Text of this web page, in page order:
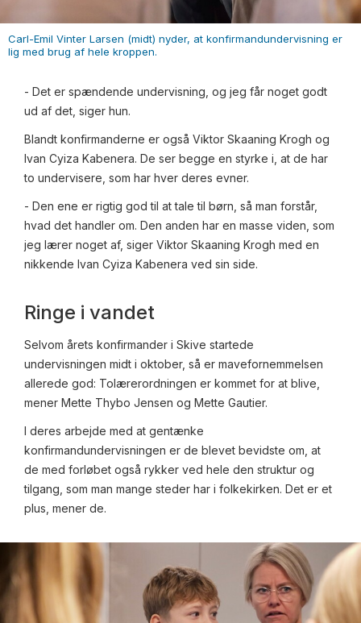
Carl-Emil Vinter Larsen (midt) nyder, at konfirmandundervisning er
lig med brug af hele kroppen.
- Det er spændende undervisning, og jeg får noget godt
ud af det, siger hun.
Blandt konfirmanderne er også Viktor Skaaning Krogh og
Ivan Cyiza Kabenera. De ser begge en styrke i, at de har
to undervisere, som har hver deres evner.
- Den ene er rigtig god til at tale til børn, så man forstår,
hvad det handler om. Den anden har en masse viden, som
jeg lærer noget af, siger Viktor Skaaning Krogh med en
nikkende Ivan Cyiza Kabenera ved sin side.
Ringe i vandet
Selvom årets konfirmander i Skive startede
undervisningen midt i oktober, så er mavefornemmelsen
allerede god: Tolærerordningen er kommet for at blive,
mener Mette Thybo Jensen og Mette Gautier.
I deres arbejde med at gentænke
konfirmandundervisningen er de blevet bevidste om, at
de med forløbet også rykker ved hele den struktur og
tilgang, som man mange steder har i folkekirken. Det er et
plus, mener de.